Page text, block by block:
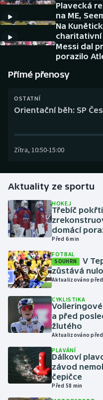
Americký fotbal
Baseball a softbal
Biatlon
Boby a skeleton
Curling
Dostihy
Florbal
Futsal
Gymnastika
Házená
Jezdectví
Krasobruslení
NEPŘEHLÉDNĚTE
Historické návraty
Aplikace ČT sport
AZ kvíz
Plavecká
na ME,
Na
charitativní
Messi dal
porazilo
Přímé přenosy
OSTATNÍ
Orientační běh: SP
Zítra, 10:50-15:00
Aktuality ze sportu
HOKEJ
Třebíč
domácí
Před 6 min
FOTBAL
SOUHRN
V
zůstává
Aktualizováno před
CYKLISTIKA
a před
žlutého
Aktualizováno před
PLAVÁNÍ
Dálkoví
závod
čepičce
Před 58 min